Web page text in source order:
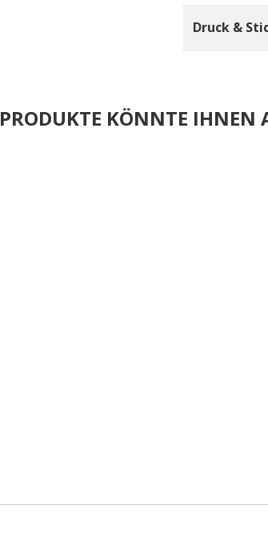
Druck &
KÖNNTE IHNEN